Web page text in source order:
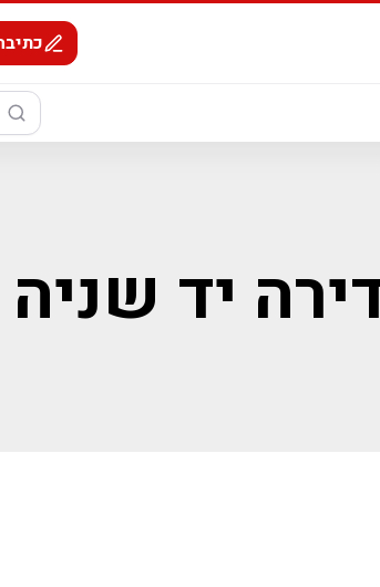
יד שניה